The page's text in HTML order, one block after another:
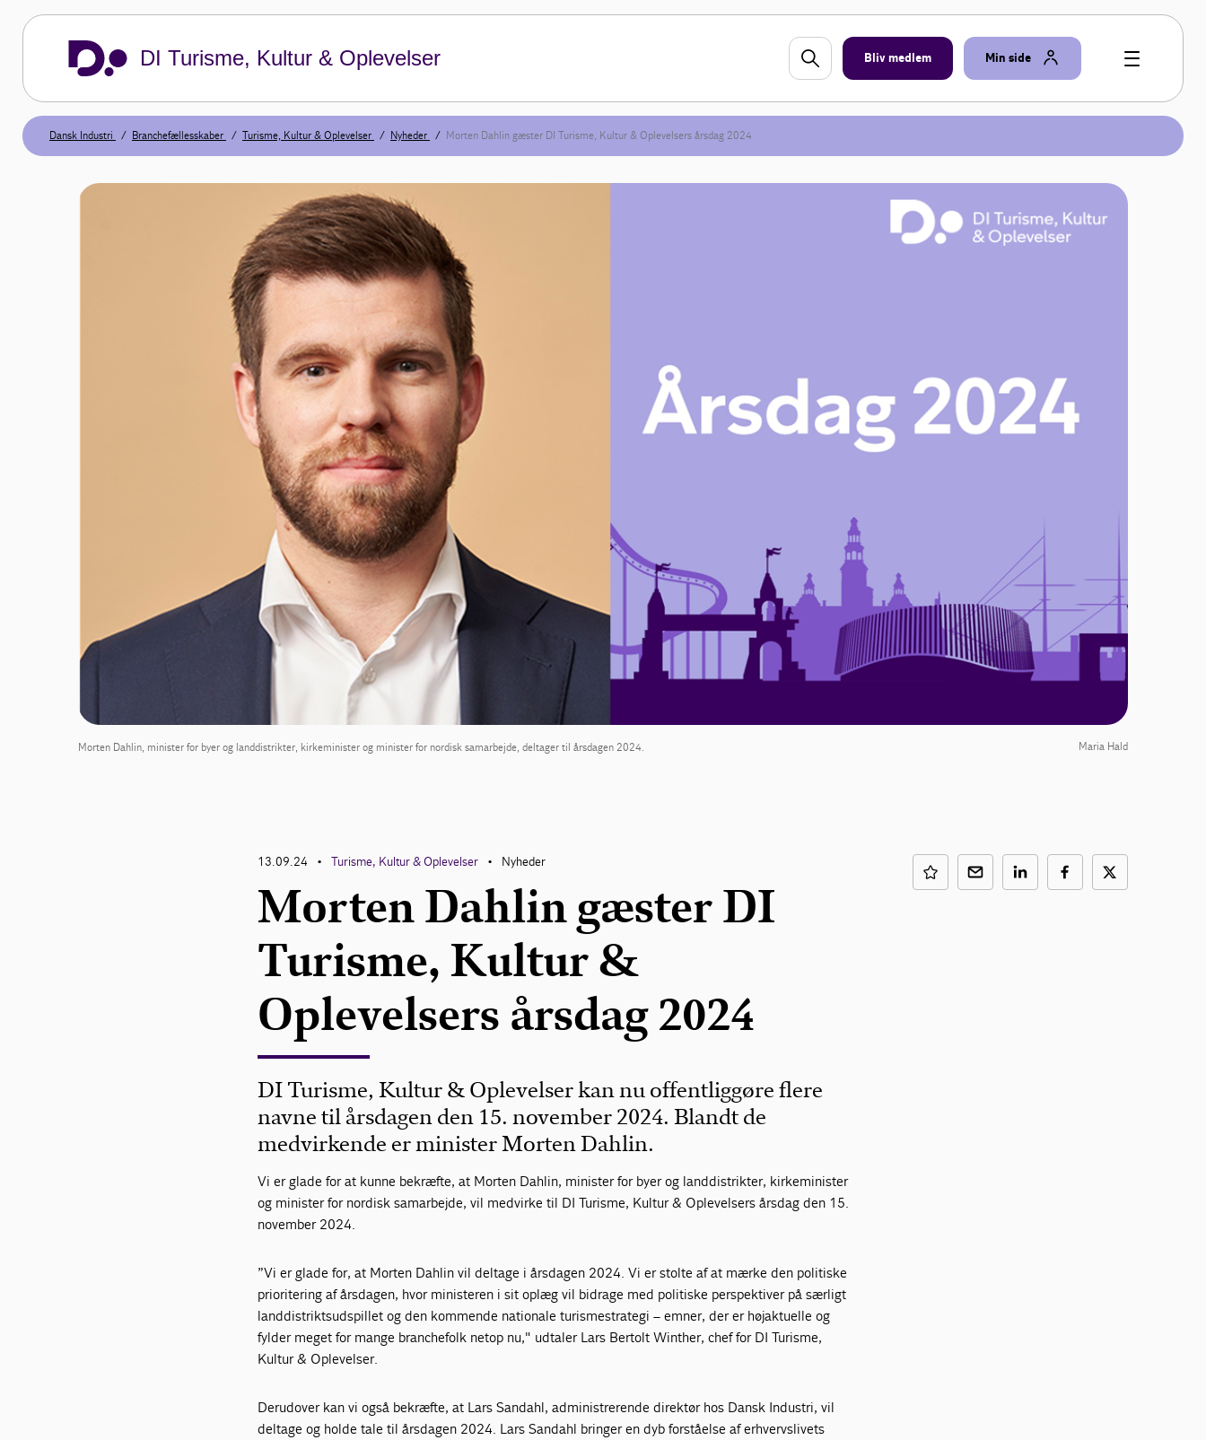
DI Turisme, Kultur & Oplevelser Bliv medlem Min side
Dansk Industri Branchefællesskaber Turisme, Kultur & Oplevelser Nyheder Morten Dahlin gæster DI Turisme, Kultur & Oplevelsers årsdag 2024
Morten Dahlin, minister for byer og landdistrikter, kirkeminister og minister for nordisk samarbejde, deltager til årsdagen 2024. Maria Hald
13.09.24 • Turisme, Kultur & Oplevelser • Nyheder
Morten Dahlin gæster DI
Turisme, Kultur &
Oplevelsers årsdag 2024
DI Turisme, Kultur & Oplevelser kan nu offentliggøre flere
navne til årsdagen den 15. november 2024. Blandt de
medvirkende er minister Morten Dahlin.
Vi er glade for at kunne bekræfte, at Morten Dahlin, minister for byer og landdistrikter, kirkeminister
og minister for nordisk samarbejde, vil medvirke til DI Turisme, Kultur & Oplevelsers årsdag den 15.
november 2024.
”Vi er glade for, at Morten Dahlin vil deltage i årsdagen 2024. Vi er stolte af at mærke den politiske
prioritering af årsdagen, hvor ministeren i sit oplæg vil bidrage med politiske perspektiver på særligt
landdistriktsudspillet og den kommende nationale turismestrategi – emner, der er højaktuelle og
fylder meget for mange branchefolk netop nu," udtaler Lars Bertolt Winther, chef for DI Turisme,
Kultur & Oplevelser.
Derudover kan vi også bekræfte, at Lars Sandahl, administrerende direktør hos Dansk Industri, vil
deltage og holde tale til årsdagen 2024. Lars Sandahl bringer en dyb forståelse af erhvervslivets